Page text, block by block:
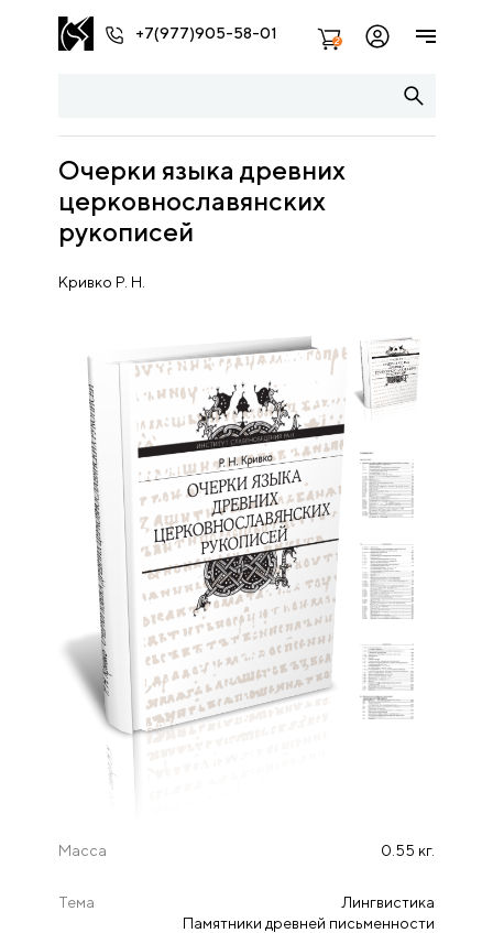
+7(977)905-58-01 2
Очерки языка древних
церковнославянских
рукописей
Кривко Р. Н.
Масса 0.55 кг.
Тема
Лингвистика
Памятники древней письменности